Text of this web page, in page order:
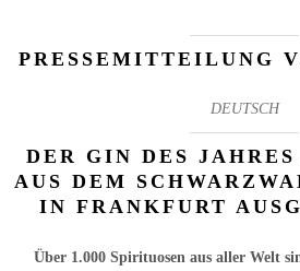
PRESSEMITTEILUNG
DEUTSCH
DER GIN DES
AUS DEM
IN FRANKFURT
Über 1.000 Spirituosen aus aller Welt